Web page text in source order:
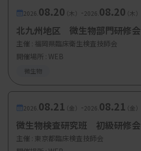
2026. 08.20（木） -2026. 08.20（木）
北九州地区 微生物部門研修会
主催 : 福岡県臨床衛生検査技師会
開催場所 : WEB
微生物
2026. 08.21（金） -2026. 08.21（金）
微生物検査研究班 初級研修会
主催 : 東京都臨床検査技師会